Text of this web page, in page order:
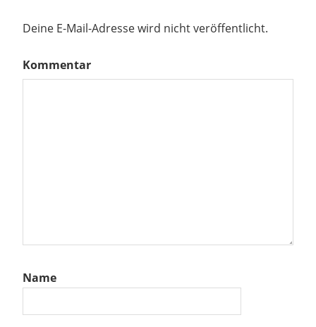
Deine E-Mail-Adresse wird nicht veröffentlicht.
Kommentar
Name